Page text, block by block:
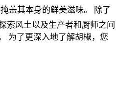
盖其本身的鲜美滋味。
除了
索风土以及生产者和厨师之间
为了更深入地了解胡椒，您